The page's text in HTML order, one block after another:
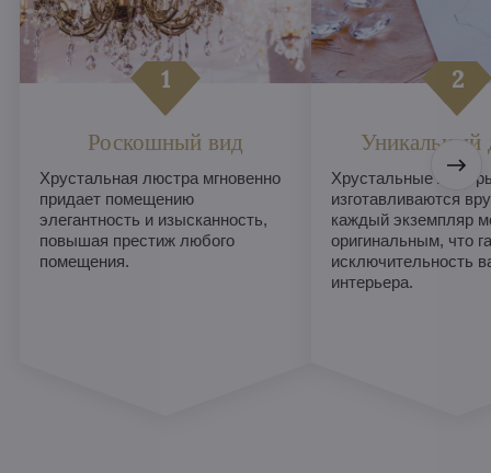
Роскошный вид
Хрустальная люстра мгновенно
придает помещению
элегантность и изысканность,
повышая престиж любого
помещения.
Уникальный
Хрустальные
изготавливаются
каждый экземпляр
оригинальным, что
исключительность
интерьера.